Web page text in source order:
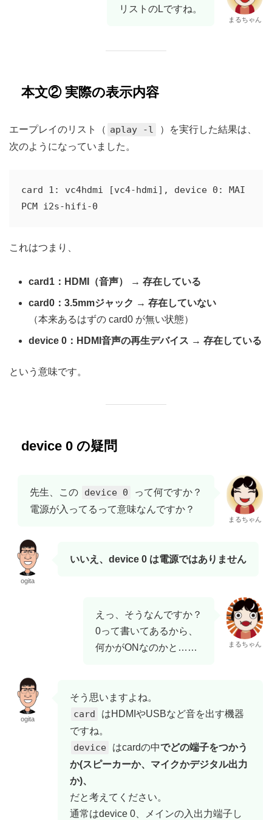
リストのLですね。
まるちゃん
本文② 実際の表示内容
エープレイのリスト（ aplay -l
）を実行した結果は、
次のようになっていました。
card 1: vc4hdmi [vc4-hdmi], device 0: MAI
これはつまり、
card1：HDMI（音声） → 存在している
card0：3.5mmジャック → 存在していない
（本来あるはずの card0 が無い状態）
device 0：HDMI音声の再生デバイス → 存在している
という意味です。
device 0 の疑問
先生、この device 0
って何ですか？
電源が入ってるって意味なんですか？
まるちゃん
ogita
いいえ、device 0 は電源ではありません
えっ、そうなんですか？
0って書いてあるから、
何かがONなのかと……
まるちゃん
ogita
そう思いますよね。
card
はHDMIやUSBなど音を出す機器
ですね。
device はcardの中でどの端子をつかう
か(スピーカーか、マイクかデジタル出力
か)、
だと考えてください。
通常はdevice 0、メインの入出力端子し